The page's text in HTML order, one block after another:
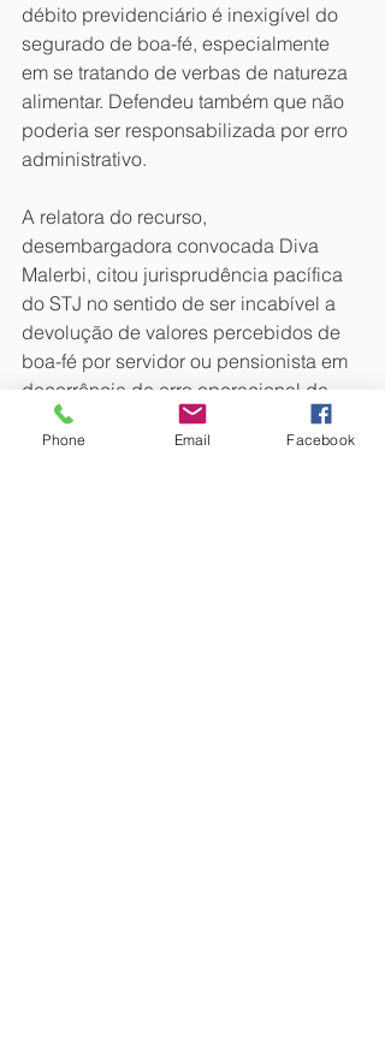
débito previdenciário é inexigível do
segurado de boa-fé, especialmente
em se tratando de verbas de natureza
alimentar. Defendeu também que não
poderia ser responsabilizada por erro
administrativo.
A relatora do recurso,
desembargadora convocada Diva
Malerbi, citou jurisprudência pacífica
do STJ no sentido de ser incabível a
devolução de valores percebidos de
boa-fé por servidor ou pensionista em
decorrência de erro operacional da
administração. A decisão foi unânime.
Phone Email Facebook